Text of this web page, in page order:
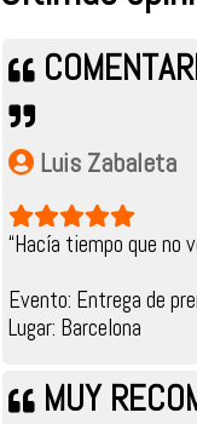
Luis Zabaleta
“Hacía tiempo que no
Evento: Entrega de
Lugar: Barcelona
MUY